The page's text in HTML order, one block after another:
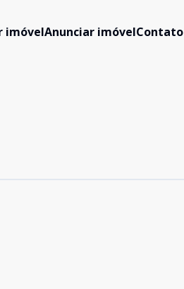
imóvelAnunciar imóvelContato